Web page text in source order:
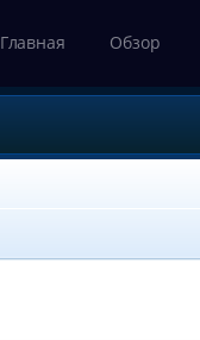
Главная Обзор